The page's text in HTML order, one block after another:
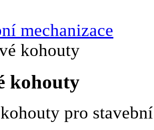
mechanizace
kohouty
kohouty
pro